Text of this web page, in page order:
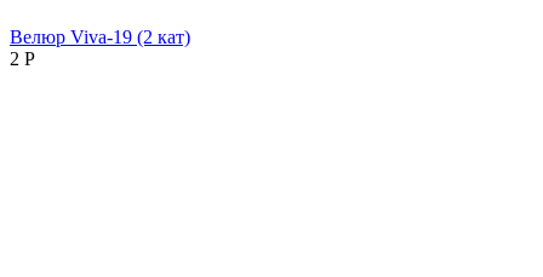
Велюр Viva-19 (2 кат)
2 Р